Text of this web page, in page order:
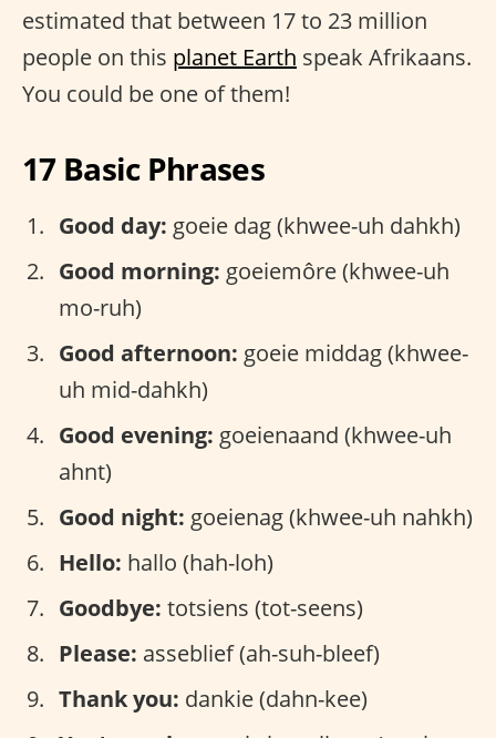
estimated that between 17 to 23 million
people on this planet Earth speak Afrikaans.
You could be one of them!
17 Basic Phrases
Good day: goeie dag (khwee-uh dahkh)
Good morning: goeiemôre (khwee-uh
mo-ruh)
Good afternoon: goeie middag (khwee-
uh mid-dahkh)
Good evening: goeienaand (khwee-uh
ahnt)
Good night: goeienag (khwee-uh nahkh)
Hello: hallo (hah-loh)
Goodbye: totsiens (tot-seens)
Please: asseblief (ah-suh-bleef)
Thank you: dankie (dahn-kee)